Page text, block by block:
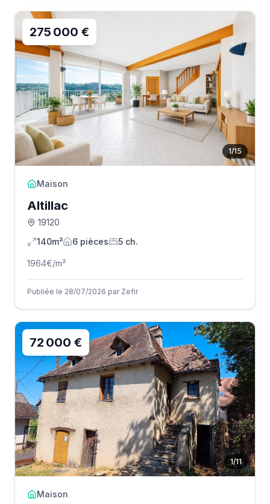
1/15
275 000 €
Maison
Altillac
19120
140m²
6 pièces 5 ch.
1964€/m²
Publiée le 28/07/2026 par Zefir
1/11
72 000 €
Maison